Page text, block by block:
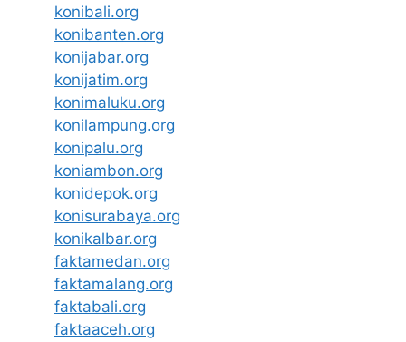
konibali.org
konibanten.org
konijabar.org
konijatim.org
konimaluku.org
konilampung.org
konipalu.org
koniambon.org
konidepok.org
konisurabaya.org
konikalbar.org
faktamedan.org
faktamalang.org
faktabali.org
faktaaceh.org